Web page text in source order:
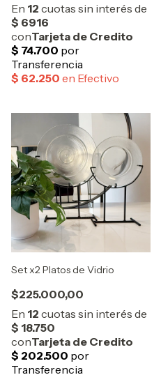
Set x2 Platos de Vidrio
$225.000,00